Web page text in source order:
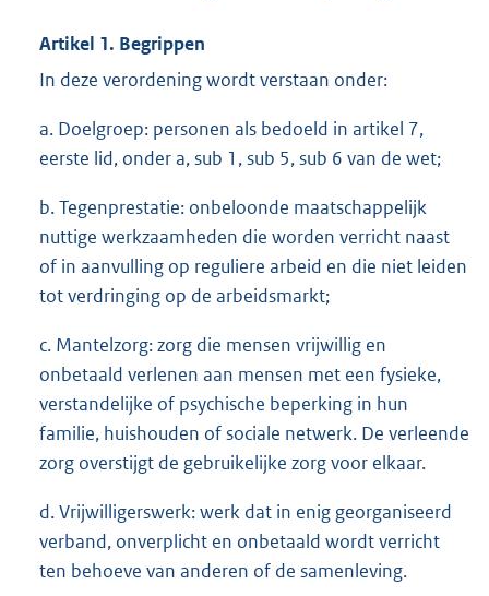
Artikel 1. Begrippen
In deze verordening wordt verstaan onder:
a. Doelgroep: personen als bedoeld in artikel 7,
eerste lid, onder a, sub 1, sub 5, sub 6 van de wet;
b. Tegenprestatie: onbeloonde maatschappelijk
nuttige werkzaamheden die worden verricht naast
of in aanvulling op reguliere arbeid en die niet leiden
tot verdringing op de arbeidsmarkt;
c. Mantelzorg: zorg die mensen vrijwillig en
onbetaald verlenen aan mensen met een fysieke,
verstandelijke of psychische beperking in hun
familie, huishouden of sociale netwerk. De verleende
zorg overstijgt de gebruikelijke zorg voor elkaar.
d. Vrijwilligerswerk: werk dat in enig georganiseerd
verband, onverplicht en onbetaald wordt verricht
ten behoeve van anderen of de samenleving.